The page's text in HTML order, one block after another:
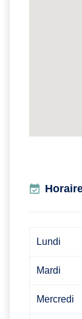
Lundi
Mardi
Mercredi